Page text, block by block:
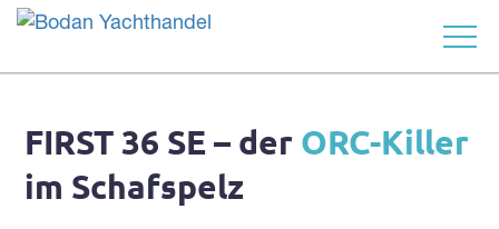
FIRST 36 SE – der ORC-Killer
im Schafspelz